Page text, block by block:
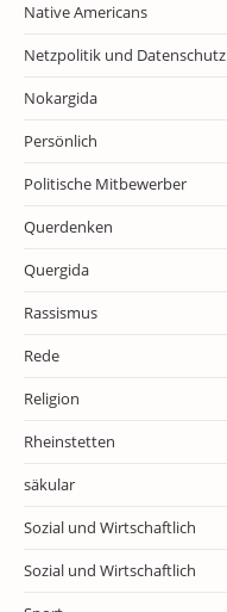
Native Americans
Netzpolitik und Datenschutz
Nokargida
Persönlich
Politische Mitbewerber
Querdenken
Quergida
Rassismus
Rede
Religion
Rheinstetten
säkular
Sozial und Wirtschaftlich
Sozial und Wirtschaftlich